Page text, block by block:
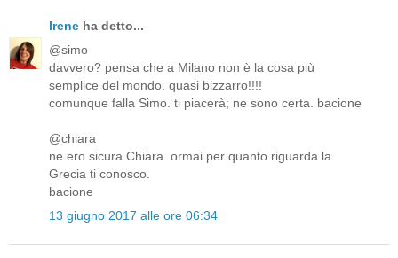
Irene ha detto...
@simo
davvero? pensa che a Milano non è la cosa più
semplice del mondo. quasi bizzarro!!!!
comunque falla Simo. ti piacerà; ne sono certa. bacione
@chiara
ne ero sicura Chiara. ormai per quanto riguarda la
Grecia ti conosco.
bacione
13 giugno 2017 alle ore 06:34